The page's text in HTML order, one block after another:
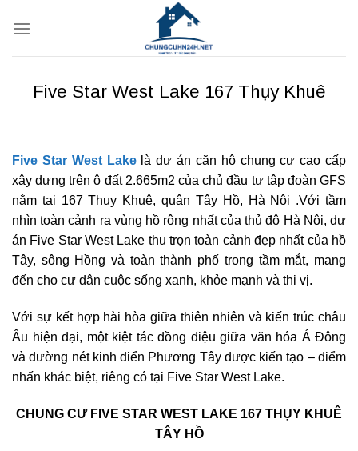
qua
Five Star West Lake 167 Thụy Khuê
Five Star West Lakelà dự án căn hộ chung cư cao cấp
xây dựng trên ô đất 2.665m2 của chủ đầu tư tập đoàn GFS
nằm tại 167 Thụy Khuê, quận Tây Hồ, Hà Nội .Với tầm
nhìn toàn cảnh ra vùng hồ rộng nhất của thủ đô Hà Nội, dự
án Five Star West Lake thu trọn toàn cảnh đẹp nhất của hồ
Tây, sông Hồng và toàn thành phố trong tầm mắt, mang
đến cho cư dân cuộc sống xanh, khỏe mạnh và thi vị.
Với sự kết hợp hài hòa giữa thiên nhiên và kiến trúc châu
Âu hiện đại, một kiệt tác đồng điệu giữa văn hóa Á Đông
và đường nét kinh điển Phương Tây được kiến tạo – điểm
nhấn khác biệt, riêng có tại Five Star West Lake.
CHUNG CƯ FIVE STAR WEST LAKE 167 THỤY KHUÊ
TÂY HỒ